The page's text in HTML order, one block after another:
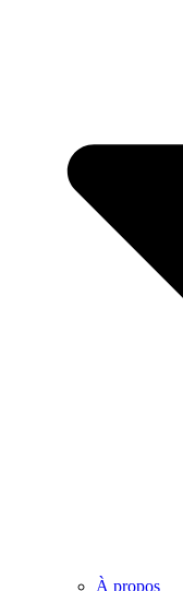
À propos